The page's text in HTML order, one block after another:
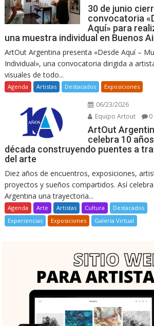
30 de junio
convocatoria
Aquí» para
una muestra individual en Buenos
ArtOut Argentina presenta «Desde Aquí –
Individual», una convocatoria dirigida a
visuales de todo...
Agenda Artistas Destacados Exposiciones
06/23/2026
Equipo Artout
0
ArtOut
celebra 10
década construyendo puentes a
del arte
Diez años de encuentros, exposiciones,
proyectos y sueños compartidos. Así
Argentina una trayectoria...
Agenda Arte Artistas Cultura
Destacados
Experiencias
Exposiciones Galería Virtual